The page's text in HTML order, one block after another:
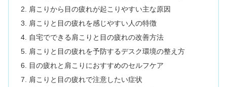
肩こりから目の疲れが起こりやすい主な原因
肩こりと目の疲れを感じやすい人の特徴
自宅でできる肩こりと目の疲れの改善方法
肩こりと目の疲れを予防するデスク環境の整え方
目の疲れと肩こりにおすすめのセルフケア
肩こりと目の疲れで注意したい症状